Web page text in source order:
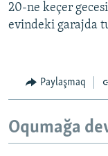
20-ne keçer
evindeki garajda
Paylaşmaq
Oqumağa